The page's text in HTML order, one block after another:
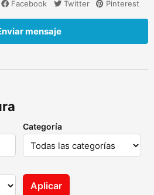
Facebook Twitter Pinterest
mensaje
Categoría
Aplicar